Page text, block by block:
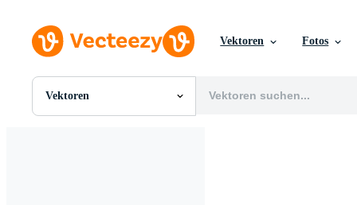
Vektoren Fotos
Vektoren
Alle Bilder